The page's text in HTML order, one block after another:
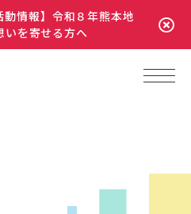
動情報】令和８年熊本地
いを寄せる方へ